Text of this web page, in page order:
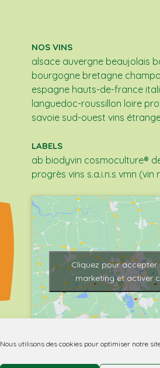
Nous utilisons des cookies pour optimiser notre
NOS VINS
alsace auvergne beaujolais
bourgogne bretagne
espagne hauts-de-france
languedoc-roussillon loire
savoie sud-ouest vins
LABELS
ab biodyvin cosmoculture®
progrès vins s.a.i.n.s vmn (vin
Cliquez pour accepter
marketing et activer